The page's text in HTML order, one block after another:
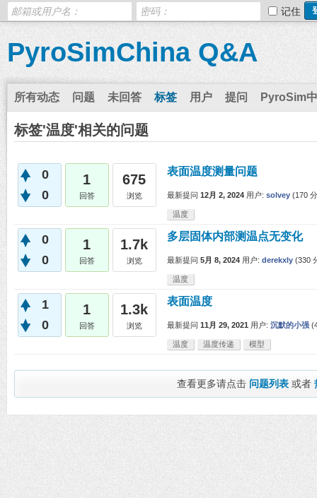
记住
PyroSimChina Q&A
所有动态 问题 未回答 标签 用户 提问 PyroSim
标签'温度'相关的问题
0
0
1
回答
675
浏览
表面温度测量问题
最新提问 12月 2, 2024 用户: solvey (170
温度
0
0
1
回答
1.7k
浏览
多层固体内部测温点无变化
最新提问 5月 8, 2024 用户: derekxly (330
温度
1
0
1
回答
1.3k
浏览
表面温度
最新提问 11月 29, 2021 用户: 沉默的小强 (
温度 温度传递 模型
查看更多请点击 问题列表 或者